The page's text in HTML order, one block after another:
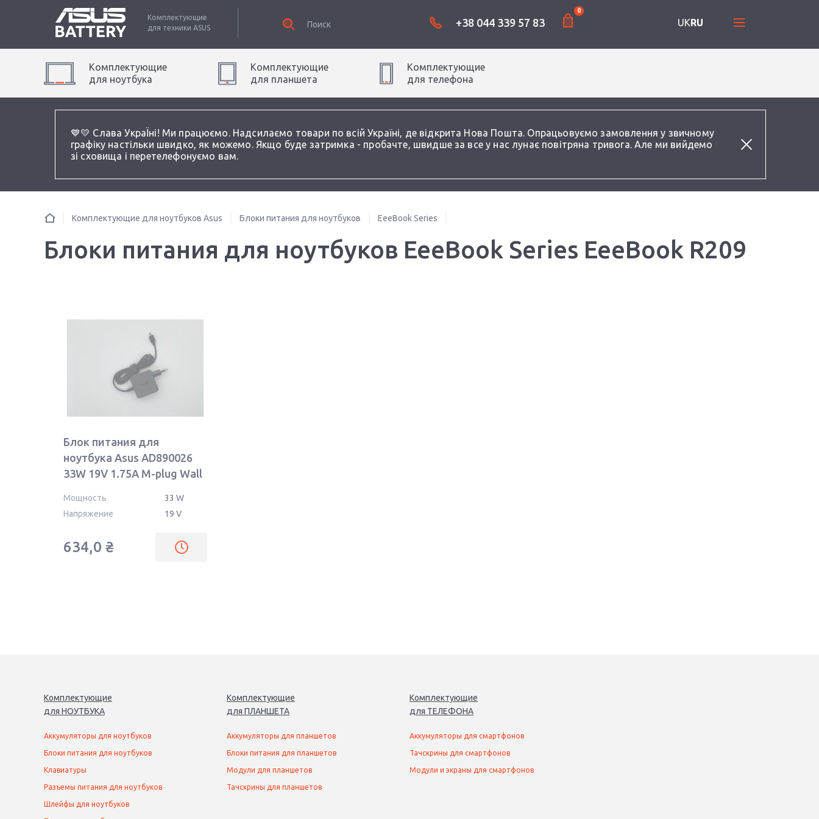
💙💛 Слава УкраЇні! Ми працюємо. Надсилаємо товари по всій Україні, де відкрита Нова Пошта. Опрацьовуємо замовлення у звичному
графіку настільки швидко, як можемо. Якщо буде затримка - пробачте, швидше за все у нас лунає повітряна тривога. Але ми вийдемо
зі сховища і перетелефонуємо вам.
Комплектующие
для техники ASUS +38 044 339 57 83
0
UKRU
Комплектующие
для ноутбука
Комплектующие
для планшета
Комплектующие
для телефона
Комплектующие для ноутбуков Asus Блоки питания для ноутбуков EeeBook Series
Блоки питания для ноутбуков EeeBook Series EeeBook R209
Блок питания для
ноутбука Asus AD890026
33W 19V 1.75A M-plug Wall
Мощность
33 W
Напряжение
19 V
634,0 ₴
Комплектующие
для НОУТБУКА
Аккумуляторы для ноутбуков
Блоки питания для ноутбуков
Клавиатуры
Разъемы питания для ноутбуков
Шлейфы для ноутбуков
Комплектующие
для ПЛАНШЕТА
Аккумуляторы для планшетов
Блоки питания для планшетов
Модули для планшетов
Тачскрины для планшетов
Комплектующие
для ТЕЛЕФОНА
Аккумуляторы для смартфонов
Тачскрины для смартфонов
Модули и экраны для смартфонов